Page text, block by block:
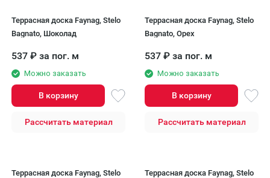
Террасная доска Faynag, Stelo
Bagnato, Шоколад
537 ₽ за пог. м
Можно заказать
В корзину
Рассчитать материал
Террасная доска Faynag, Stelo
Bagnato, Орех
537 ₽ за пог. м
Можно заказать
В корзину
Рассчитать материал
Террасная доска Faynag, Stelo
Террасная доска Faynag, Stelo